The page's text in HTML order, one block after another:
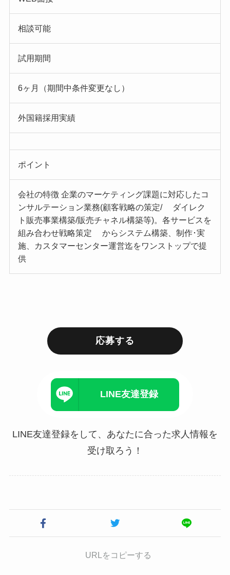
相談可能
試用期間
6ヶ月（期間中条件変更なし）
外国籍採用実績
ポイント
会社の特徴 企業のマーケティング課題に対応したコ
ンサルテーション業務(顧客戦略の策定/ ダイレク
ト販売事業構築/販売チャネル構築等)。各サービスを
組み合わせ戦略策定 からシステム構築、制作･実
施、カスタマーセンター運営迄をワンストップで提
供
応募する
LINE友達登録
LINE友達登録をして、あなたに合った求人情報を
受け取ろう！
URLをコピーする